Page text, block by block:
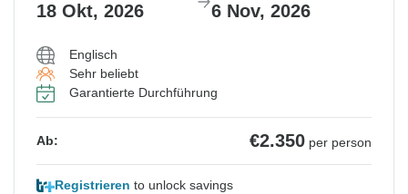
18 Okt, 2026 6 Nov, 2026
Englisch
Sehr beliebt
Garantierte Durchführung
Ab: €2.350 per person
Registrieren to unlock savings